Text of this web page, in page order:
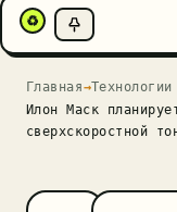
♻
Главная→
Илон Маск
сверхскоростной